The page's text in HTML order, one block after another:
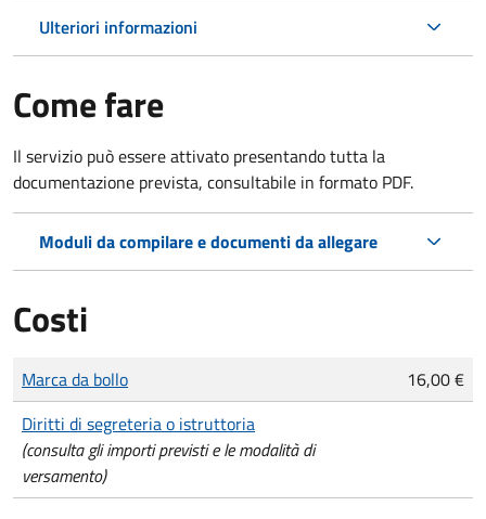
Ulteriori informazioni
Come fare
Il servizio può essere attivato presentando tutta la
documentazione prevista, consultabile in formato PDF.
Moduli da compilare e documenti da allegare
Costi
Tipo di pagamento
Importo
Marca da bollo
16,00 €
Diritti di segreteria o istruttoria
(consulta gli importi previsti e le modalità di
versamento)